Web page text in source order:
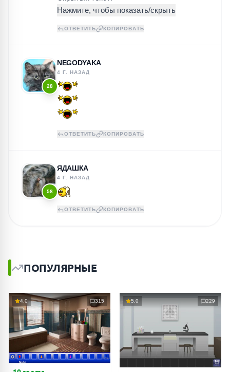
ОТВЕТИТЬ КОПИРОВАТЬ
28
NEGODYAKA
4 Г. НАЗАД
ОТВЕТИТЬ КОПИРОВАТЬ
58
ЯДАШКА
4 Г. НАЗАД
ОТВЕТИТЬ КОПИРОВАТЬ
ПОПУЛЯРНЫЕ
4.0 315 5.0 229